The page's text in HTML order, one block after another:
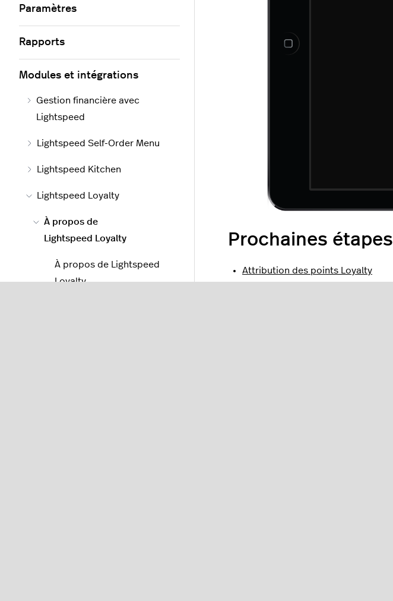
Prochaines étapes
Attribution des points Loyalty
Paramètres
Rapports
Modules et intégrations
Gestion financière avec
Lightspeed
Lightspeed Self-Order Menu
Lightspeed Kitchen
Lightspeed Loyalty
À propos de
Lightspeed Loyalty
À propos de Lightspeed
Loyalty